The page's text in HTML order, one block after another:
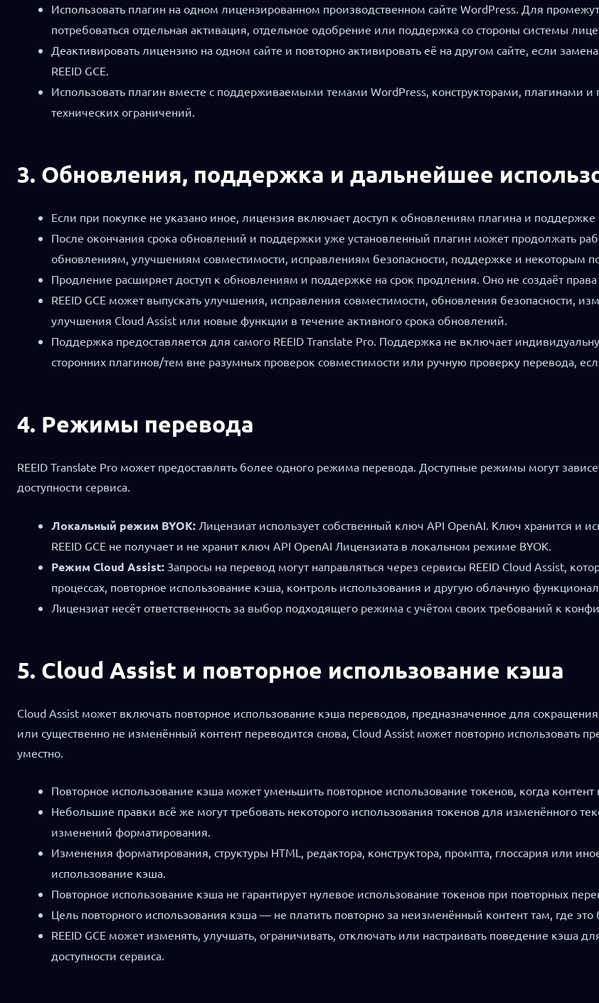
Использовать плагин на одном лицензированном производственном сайте WordPress. Для
потребоваться отдельная активация, отдельное одобрение или поддержка со стороны системы
Деактивировать лицензию на одном сайте и повторно активировать её на другом сайте, если
REEID GCE.
Использовать плагин вместе с поддерживаемыми темами WordPress, конструкторами, плагинами
технических ограничений.
3. Обновления, поддержка и дальнейшее
Если при покупке не указано иное, лицензия включает доступ к обновлениям плагина и поддержке
После окончания срока обновлений и поддержки уже установленный плагин может продолжать
обновлениям, улучшениям совместимости, исправлениям безопасности, поддержке и некоторым
Продление расширяет доступ к обновлениям и поддержке на срок продления. Оно не создаёт права
REEID GCE может выпускать улучшения, исправления совместимости, обновления безопасности,
улучшения Cloud Assist или новые функции в течение активного срока обновлений.
Поддержка предоставляется для самого REEID Translate Pro. Поддержка не включает
сторонних плагинов/тем вне разумных проверок совместимости или ручную проверку перевода,
4. Режимы перевода
REEID Translate Pro может предоставлять более одного режима перевода. Доступные режимы могут
доступности сервиса.
Локальный режим BYOK: Лицензиат использует собственный ключ API OpenAI. Ключ хранится и
REEID GCE не получает и не хранит ключ API OpenAI Лицензиата в локальном режиме BYOK.
Режим Cloud Assist: Запросы на перевод могут направляться через сервисы REEID Cloud Assist,
процессах, повторное использование кэша, контроль использования и другую облачную
Лицензиат несёт ответственность за выбор подходящего режима с учётом своих требований к
5. Cloud Assist и повторное использование кэша
Cloud Assist может включать повторное использование кэша переводов, предназначенное для
или существенно не изменённый контент переводится снова, Cloud Assist может повторно использовать
уместно.
Повторное использование кэша может уменьшить повторное использование токенов, когда
Небольшие правки всё же могут требовать некоторого использования токенов для изменённого
изменений форматирования.
Изменения форматирования, структуры HTML, редактора, конструктора, промпта, глоссария или
использование кэша.
Повторное использование кэша не гарантирует нулевое использование токенов при повторных
Цель повторного использования кэша — не платить повторно за неизменённый контент там, где
REEID GCE может изменять, улучшать, ограничивать, отключать или настраивать поведение кэша
доступности сервиса.